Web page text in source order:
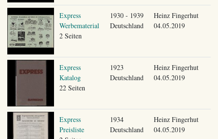
Express
Werbematerial
2 Seiten
1930 - 1939
Deutschland
Heinz Fingerhut
04.05.2019
Express
Katalog
22 Seiten
1923
Deutschland
Heinz Fingerhut
04.05.2019
Express
Preisliste
1934
Deutschland
Heinz Fingerhut
04.05.2019